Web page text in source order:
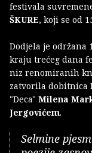
festivala
ŠKURE, koji se od
Dodjela je
kraju trećeg dana
niz renomiranih
zatvorila dobitnica
"Deca" Milena
Jergovićem.
Selmine